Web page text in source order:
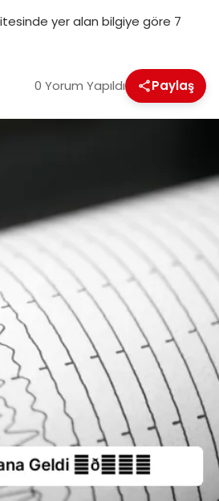
yer alan bilgiye göre 7
0 Yorum Yapıldı Paylaş